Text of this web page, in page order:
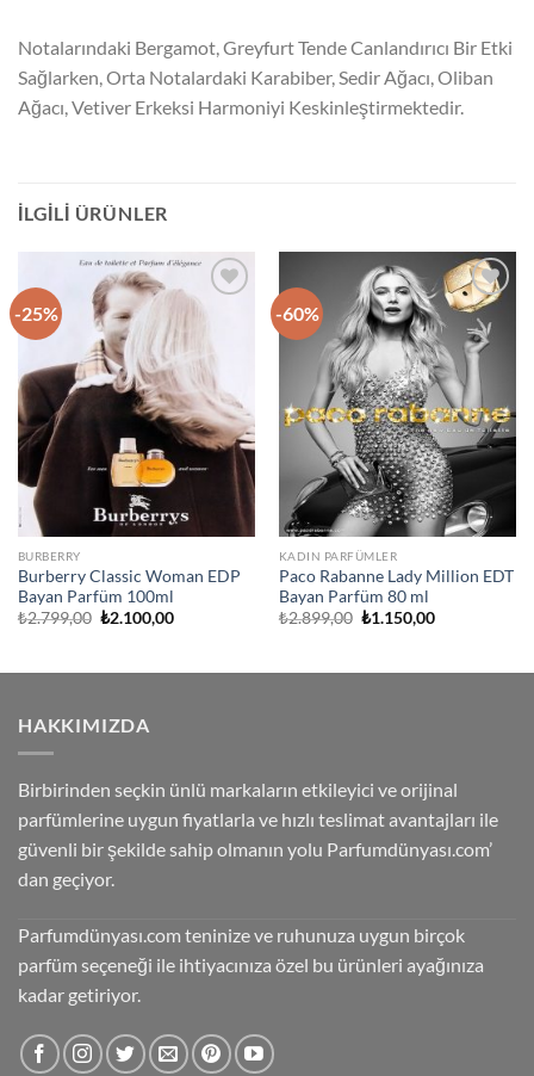
Notalarındaki Bergamot, Greyfurt Tende Canlandırıcı Bir Etki
Sağlarken, Orta Notalardaki Karabiber, Sedir Ağacı, Oliban
Ağacı, Vetiver Erkeksi Harmoniyi Keskinleştirmektedir.
İLGILI ÜRÜNLER
-25%
BURBERRY
Burberry Classic Woman EDP
Bayan Parfüm 100ml
₺2.799,00 Orijinal
₺2.100,00Şu
-60%
İstek
Listeme
Ekle
KADIN PARFÜMLER
Paco Rabanne Lady Million EDT
Bayan Parfüm 80 ml
₺2.899,00 Orijinal
₺1.150,00Şu
HAKKIMIZDA
Birbirinden seçkin ünlü markaların etkileyici ve orijinal
parfümlerine uygun fiyatlarla ve hızlı teslimat avantajları ile
güvenli bir şekilde sahip olmanın yolu Parfumdünyası.com’
dan geçiyor.
Parfumdünyası.com teninize ve ruhunuza uygun birçok
parfüm seçeneği ile ihtiyacınıza özel bu ürünleri ayağınıza
kadar getiriyor.